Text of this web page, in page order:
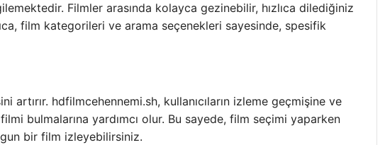
Filmler arasında kolayca gezinebilir, hızlıca dilediğiniz
film kategorileri ve arama seçenekleri sayesinde, spesifik
hdfilmcehennemi.sh, kullanıcıların izleme geçmişine ve
bulmalarına yardımcı olur. Bu sayede, film seçimi yaparken
bir film izleyebilirsiniz.